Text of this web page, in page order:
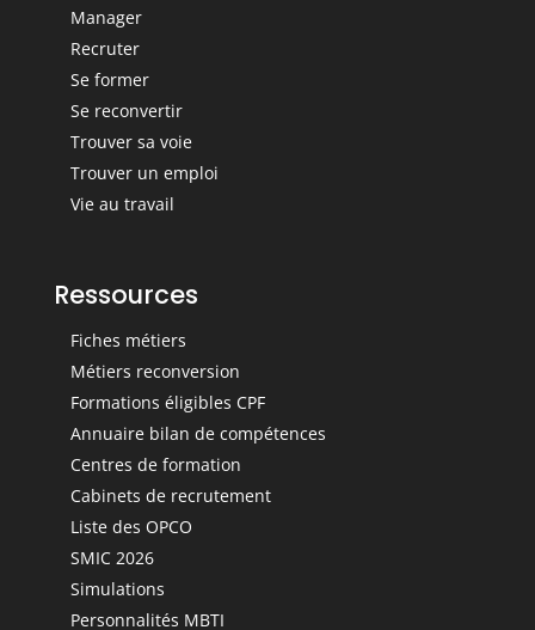
Manager
Recruter
Se former
Se reconvertir
Trouver sa voie
Trouver un emploi
Vie au travail
Ressources
Fiches métiers
Métiers reconversion
Formations éligibles CPF
Annuaire bilan de compétences
Centres de formation
Cabinets de recrutement
Liste des OPCO
SMIC 2026
Simulations
Personnalités MBTI